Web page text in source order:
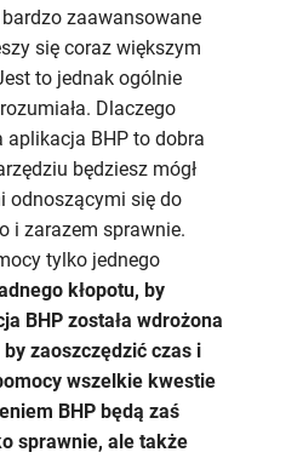
zaawansowane
się coraz większym
to jednak ogólnie
Dlaczego
aplikacja BHP to dobra
będziesz mógł
odnoszącymi się do
i zarazem sprawnie.
tylko jednego
kłopotu, by
BHP została wdrożona
zaoszczędzić czas i
wszelkie kwestie
BHP będą zaś
sprawnie, ale także